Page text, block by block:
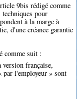
9bis rédigé comme
pour
à la marge à
d'une créance garantie
comme suit :
française,
par l'employeur » sont